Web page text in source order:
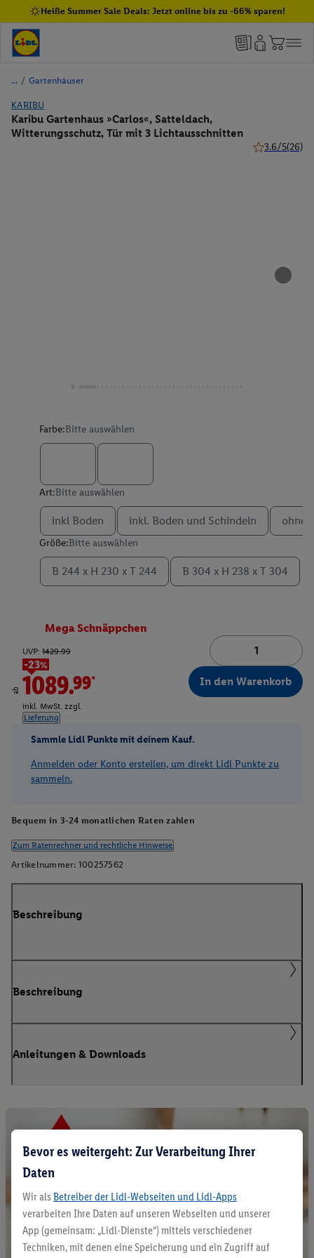
Heiße Summer Sale Deals: Jetzt online bis zu -66% sparen!
/ Gartenhäuser
KARIBU
Karibu Gartenhaus »Carlos«, Satteldach,
Witterungsschutz, Tür mit 3 Lichtausschnitten
3.6/5(26)
Farbe:Bitte auswählen
Art:Bitte auswählen
inkl Boden inkl. Boden und Schindeln ohne
Größe:Bitte auswählen
B 244 x H 230 x T 244 B 304 x H 238 x T 304
Mega Schnäppchen
ab
UVP: 1429.99
-23%
1089.99*
inkl. MwSt. zzgl.
Lieferung
In den Warenkorb
Sammle Lidl Punkte mit deinem Kauf.
Anmelden oder Konto erstellen, um direkt Lidl Punkte zu
sammeln.
Bequem in 3-24 monatlichen Raten zahlen
Zum Ratenrechner und rechtliche Hinweise
Artikelnummer: 100257562
Beschreibung
Beschreibung
Anleitungen & Downloads
Bevor es weitergeht: Zur Verarbeitung Ihrer
Daten
Wir als Betreiber der Lidl-Webseiten und Lidl-Apps
verarbeiten Ihre Daten auf unseren Webseiten und unserer
App (gemeinsam: „Lidl-Dienste“) mittels verschiedener
Techniken, mit denen eine Speicherung und ein Zugriff auf